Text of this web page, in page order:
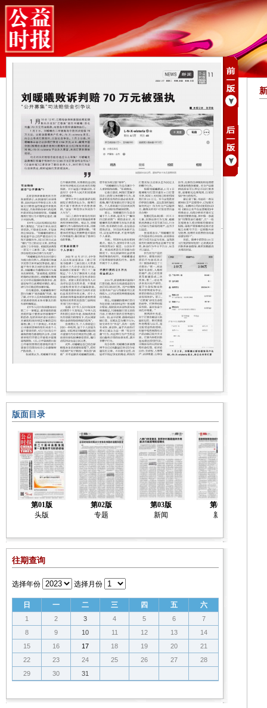
版面目录
第01版
头版
第02版
专题
第03版
新闻
第04版
新闻
往期查询
选择年份 选择月份
日 一 二 三 四 五 六
1 2 3 4 5 6
7
8
9 10 11 12 13
14
15
16 17 18 19 20
21
22
23 24 25 26 27
28
29
30 31